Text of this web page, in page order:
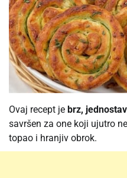
Ovaj recept je brz,
savršen za one koji ujutro
topao i hranjiv obrok.